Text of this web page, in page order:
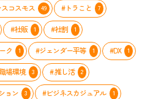
コスモス 49 #トラこと 7
#社販 1 #社割 1
ク 1 #ジェンダー平等 1 #DX 1
場環境 3 #.推し活 2
ョン 3 #ビジネスカジュアル 1